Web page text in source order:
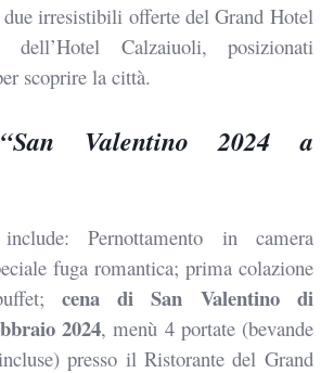
irresistibili offerte del Grand Hotel
dell’Hotel Calzaiuoli, posizionati
scoprire la città.
Valentino 2024 a
Pernottamento in camera
fuga romantica; prima colazione
cena di San Valentino di
2024, menù 4 portate (bevande
presso il Ristorante del Grand